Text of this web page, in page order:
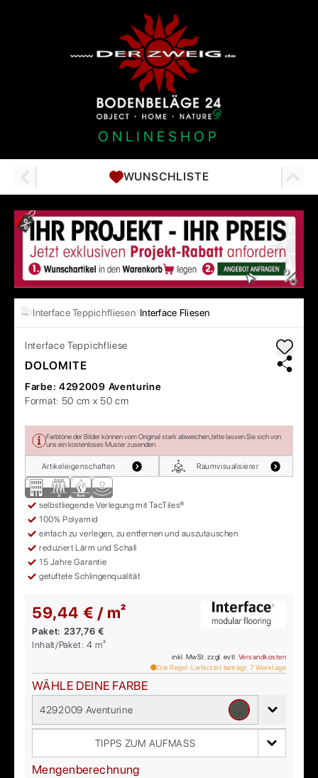
ONLINESHOP
WUNSCHLISTE
… Interface Teppichfliesen Interface Fliesen
Interface Teppichfliese
DOLOMITE
Farbe: 4292009 Aventurine
Format: 50 cm x 50 cm
Farbtöne der Bilder können vom Original stark abweichen, bitte lassen Sie sich von
uns ein kostenloses Muster zusenden.
Artikeleigenschaften Raumvisualisierer
selbstliegende Verlegung mit TacTiles®
100% Polyamid
einfach zu verlegen, zu entfernen und auszutauschen
reduziert Lärm und Schall
15 Jahre Garantie
getuftete Schlingenqualität
59,44 € / m²
Paket: 237,76 €
Inhalt/Paket:4 m²
inkl. MwSt. zzgl. evtl. Versandkosten
Die Regel-Lieferzeit beträgt: 7 Werktage
WÄHLE DEINE FARBE
4292009 Aventurine
TIPPS ZUM AUFMASS
Mengenberechnung